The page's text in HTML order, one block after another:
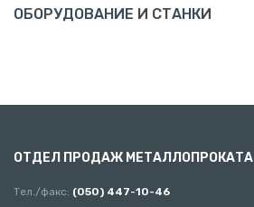
ОБОРУДОВАНИЕ И СТАНКИ
ОТДЕЛ ПРОДАЖ МЕТАЛЛОПРОКАТА
Тел./факс: (050) 447-10-46